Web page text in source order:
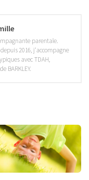
parentale.
2016, j'accompagne
avec TDAH,
BARKLEY.